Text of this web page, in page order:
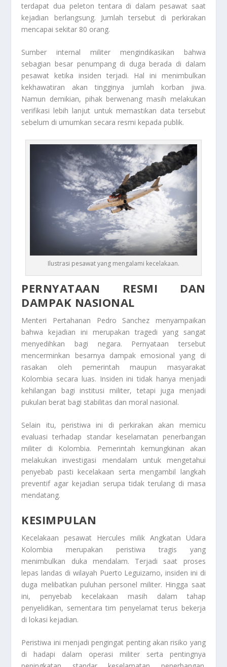
terdapat dua peleton tentara di dalam pesawat saat
kejadian berlangsung. Jumlah tersebut di perkirakan
mencapai sekitar 80 orang.
Sumber internal militer mengindikasikan bahwa
sebagian besar penumpang di duga berada di dalam
pesawat ketika insiden terjadi. Hal ini menimbulkan
kekhawatiran akan tingginya jumlah korban jiwa.
Namun demikian, pihak berwenang masih melakukan
verifikasi lebih lanjut untuk memastikan data tersebut
sebelum di umumkan secara resmi kepada publik.
Ilustrasi pesawat yang mengalami kecelakaan.
PERNYATAAN RESMI DAN
DAMPAK NASIONAL
Menteri Pertahanan Pedro Sanchez menyampaikan
bahwa kejadian ini merupakan tragedi yang sangat
menyedihkan bagi negara. Pernyataan tersebut
mencerminkan besarnya dampak emosional yang di
rasakan oleh pemerintah maupun masyarakat
Kolombia secara luas. Insiden ini tidak hanya menjadi
kehilangan bagi institusi militer, tetapi juga menjadi
pukulan berat bagi stabilitas dan moral nasional.
Selain itu, peristiwa ini di perkirakan akan memicu
evaluasi terhadap standar keselamatan penerbangan
militer di Kolombia. Pemerintah kemungkinan akan
melakukan investigasi mendalam untuk mengetahui
penyebab pasti kecelakaan serta mengambil langkah
preventif agar kejadian serupa tidak terulang di masa
mendatang.
KESIMPULAN
Kecelakaan pesawat Hercules milik Angkatan Udara
Kolombia merupakan peristiwa tragis yang
menimbulkan duka mendalam. Terjadi saat proses
lepas landas di wilayah Puerto Leguizamo, insiden ini di
duga melibatkan puluhan personel militer. Hingga saat
ini, penyebab kecelakaan masih dalam tahap
penyelidikan, sementara tim penyelamat terus bekerja
di lokasi kejadian.
Peristiwa ini menjadi pengingat penting akan risiko yang
di hadapi dalam operasi militer serta pentingnya